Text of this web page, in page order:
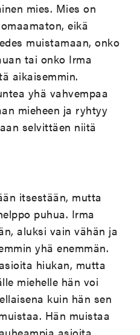
mies. Mies on
eikä
muistamaan, onko
tai onko Irma
aikaisemmin.
yhä vahvempaa
mieheen ja ryhtyy
selvittäen niitä
itsestään, mutta
puhua. Irma
aluksi vain vähän ja
yhä enemmän.
hiukan, mutta
miehelle hän voi
kuin hän sen
Hän muistaa